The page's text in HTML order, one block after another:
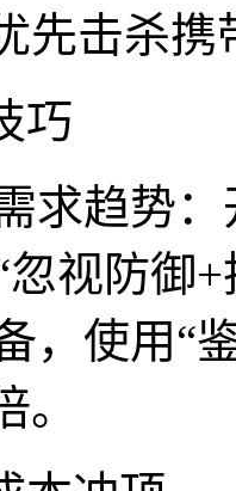
先击杀
巧
求趋势
视防御
，使用“